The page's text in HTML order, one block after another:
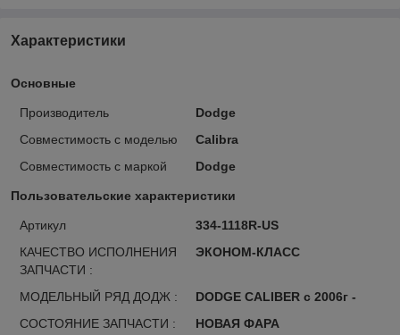
Характеристики
Основные
Производитель
Dodge
Совместимость с моделью
Calibra
Совместимость с маркой
Dodge
Пользовательские характеристики
Артикул
334-1118R-US
КАЧЕСТВО ИСПОЛНЕНИЯ
ЗАПЧАСТИ :
ЭКОНОМ-КЛАСС
МОДЕЛЬНЫЙ РЯД ДОДЖ :
DODGE CALIBER с 2006г -
СОСТОЯНИЕ ЗАПЧАСТИ :
НОВАЯ ФАРА